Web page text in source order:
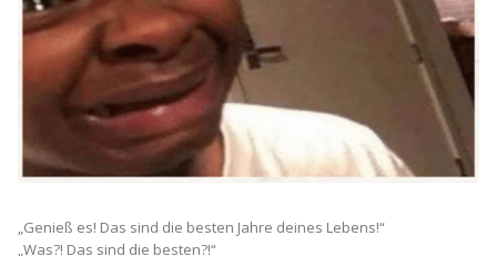
„Genieß es! Das sind die besten Jahre deines Lebens!“
„Was?! Das sind die besten?!“